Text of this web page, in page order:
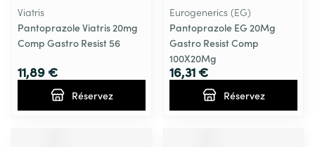
Viatris
Pantoprazole Viatris 20mg
Comp Gastro Resist 56
11,89 €
Réservez
Eurogenerics (EG)
Pantoprazole EG 20Mg
Gastro Resist Comp
100X20Mg
16,31 €
Réservez